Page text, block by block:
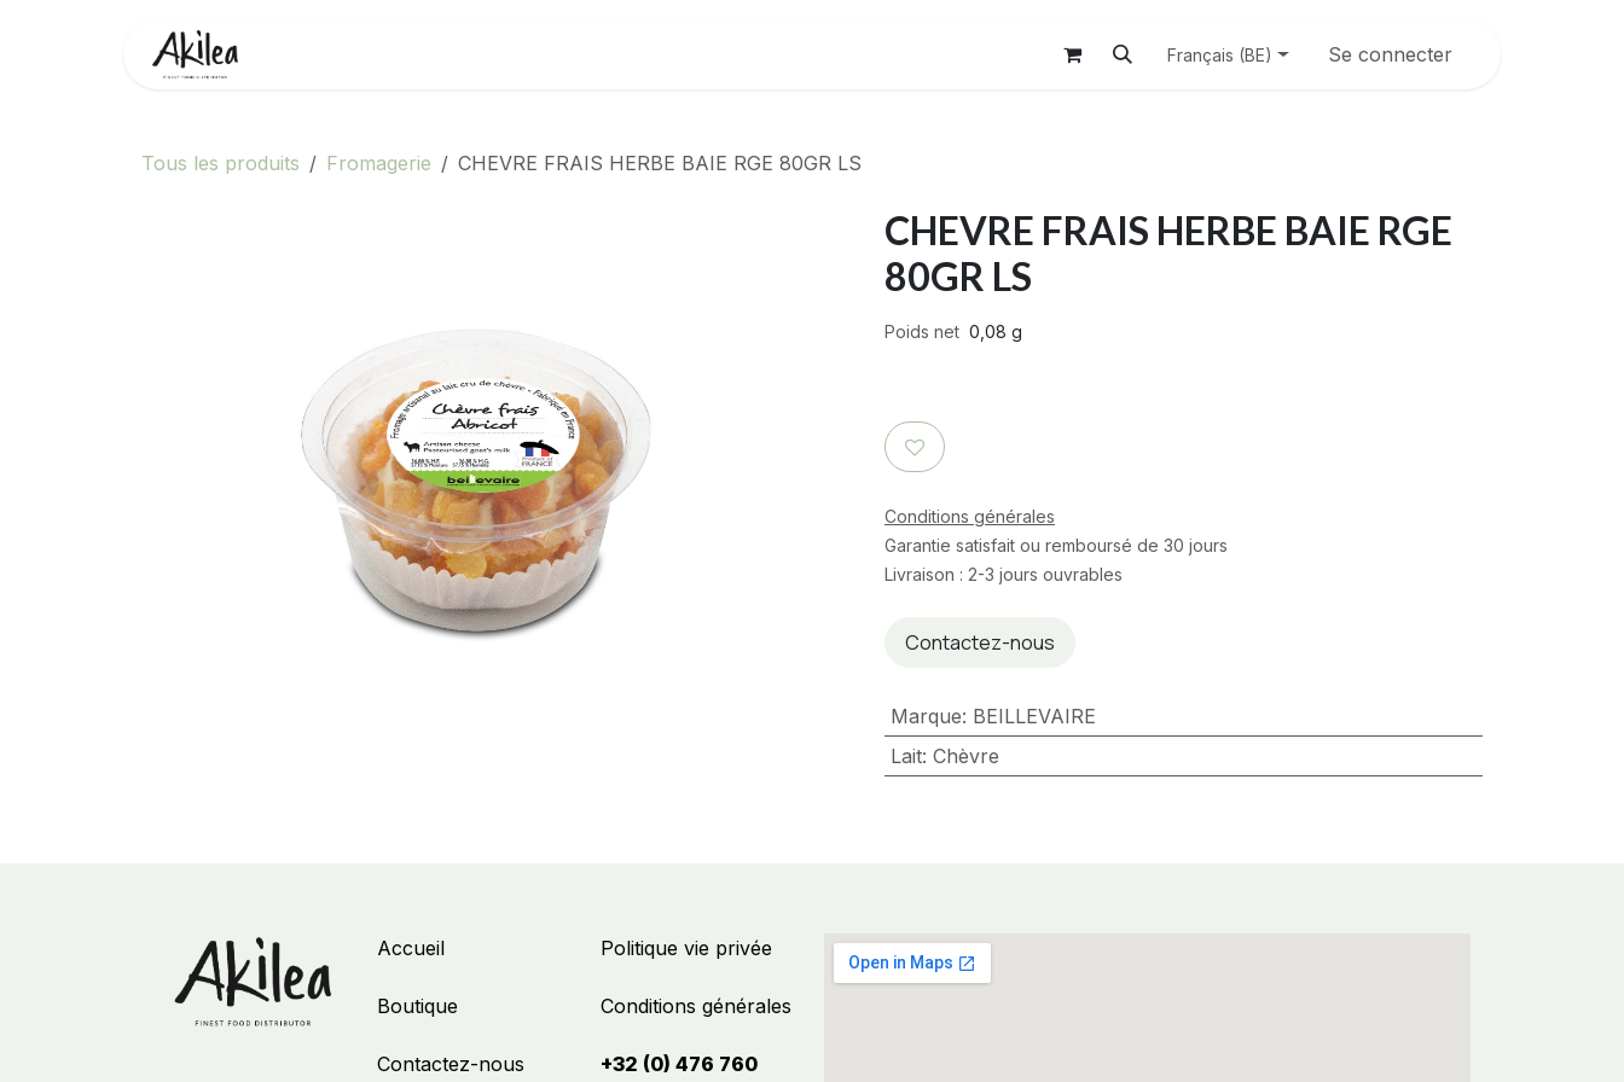
Français (BE) Se connecter
Tous les produits Fromagerie CHEVRE FRAIS HERBE BAIE RGE 80GR LS
CHEVRE FRAIS HERBE BAIE RGE
80GR LS
Poids net 0,08 g
Conditions générales
Garantie satisfait ou remboursé de 30 jours
Livraison : 2-3 jours ouvrables
Contactez-nous
Marque: BEILLEVAIRE
Lait: Chèvre
Politique vie privée
Conditions générales
+32 (0) 476 760
Accueil
Boutique
Contactez-nous